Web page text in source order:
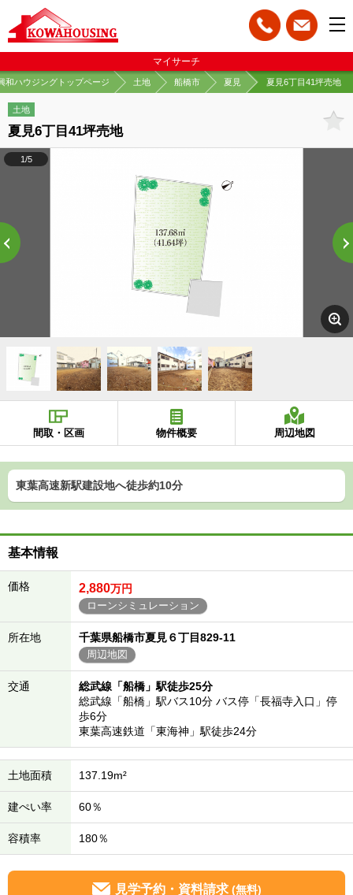
マイサーチ
和ハウジングトップページ 土地 船橋市 夏見 夏見6丁目41坪売地
土地
夏見6丁目41坪売地
1/5
間取・区画 物件概要 周辺地図
東葉高速新駅建設地へ徒歩約10分
基本情報
価格 2,880万円
ローンシミュレーション
所在地 千葉県船橋市夏見６丁目829-11
周辺地図
交通
総武線「船橋」駅徒歩25分
総武線「船橋」駅バス10分 バス停「長福寺入口」停
歩6分
東葉高速鉄道「東海神」駅徒歩24分
土地面積 137.19m²
建ぺい率 60％
容積率 180％
見学予約・資料請求 (無料)